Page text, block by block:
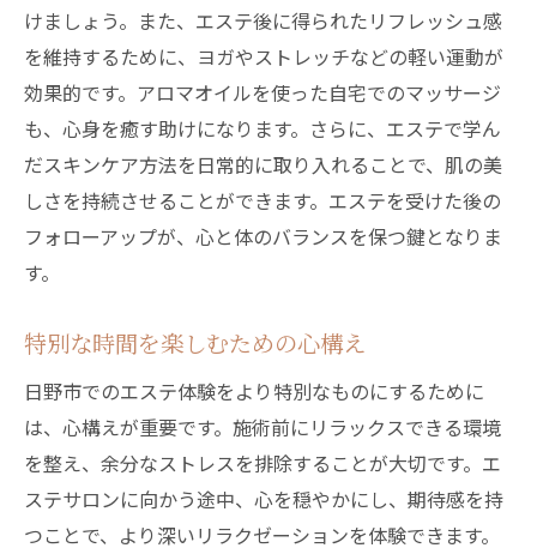
けましょう。また、エステ後に得られたリフレッシュ感
を維持するために、ヨガやストレッチなどの軽い運動が
効果的です。アロマオイルを使った自宅でのマッサージ
も、心身を癒す助けになります。さらに、エステで学ん
だスキンケア方法を日常的に取り入れることで、肌の美
しさを持続させることができます。エステを受けた後の
フォローアップが、心と体のバランスを保つ鍵となりま
す。
特別な時間を楽しむための心構え
日野市でのエステ体験をより特別なものにするために
は、心構えが重要です。施術前にリラックスできる環境
を整え、余分なストレスを排除することが大切です。エ
ステサロンに向かう途中、心を穏やかにし、期待感を持
つことで、より深いリラクゼーションを体験できます。